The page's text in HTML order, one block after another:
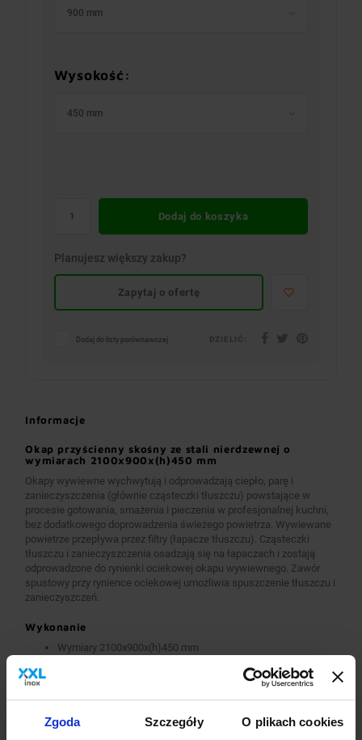
Zgoda Szczegóły O plikach cookies
900 mm
Wysokość:
450 mm
Dodaj do koszyka
Planujesz większy zakup?
Zapytaj o ofertę
Dodaj do listy porównawczej
Informacje
Okap przyścienny skośny ze stali nierdzewnej o
wymiarach 2100x900x(h)450 mm
Okapy wywiewne wychwytują i odprowadzają ciepło, parę i
zanieczyszczenia (głównie cząsteczki tłuszczu) powstające w
procesie gotowania, smażenia i pieczenia w profesjonalnej kuchni,
bez dodatkowego doprowadzenia świeżego powietrza. Wywiewane
powietrze przepływa przez filtry (łapacze tłuszczu). Cząsteczki
tłuszczu i zanieczyszczenia osadzają się na łapaczach i zostają
odprowadzone do rynienki ociekowej okapu wywiewnego. Zawór
spustowy przy rynience ociekowej umożliwia spuszczenie tłuszczu i
zanieczyszczeń.
Wykonanie
Wymiary 2100x900x(h)450 mm
Okapy wywiewne o wymiarach A>2600 mm wykonane są w
wersji łączonej (skręcanej) z dwóch lub więcej przelotowych
Okapy wyposażone są w system otworów i zawiesi